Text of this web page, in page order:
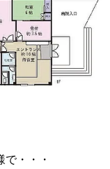
・・・